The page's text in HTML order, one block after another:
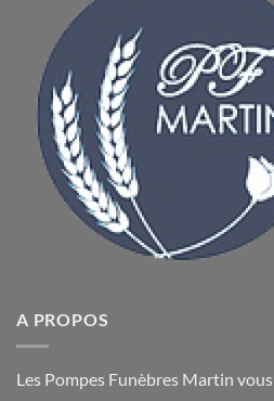
A PROPOS
Les Pompes Funèbres Martin